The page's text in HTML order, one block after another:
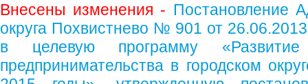
Внесены изменения - Постановление
округа Похвистнево № 901 от
в целевую программу
предпринимательства в городском